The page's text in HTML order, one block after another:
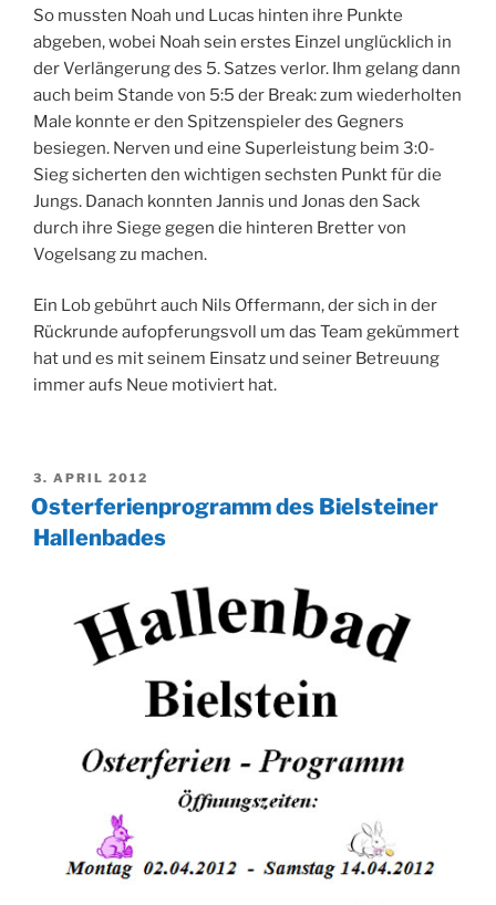
So mussten Noah und Lucas hinten ihre Punkte
abgeben, wobei Noah sein erstes Einzel unglücklich in
der Verlängerung des 5. Satzes verlor. Ihm gelang dann
auch beim Stande von 5:5 der Break: zum wiederholten
Male konnte er den Spitzenspieler des Gegners
besiegen. Nerven und eine Superleistung beim 3:0-
Sieg sicherten den wichtigen sechsten Punkt für die
Jungs. Danach konnten Jannis und Jonas den Sack
durch ihre Siege gegen die hinteren Bretter von
Vogelsang zu machen.
Ein Lob gebührt auch Nils Offermann, der sich in der
Rückrunde aufopferungsvoll um das Team gekümmert
hat und es mit seinem Einsatz und seiner Betreuung
immer aufs Neue motiviert hat.
VERÖFFENTLICHT
AM
3. APRIL 2012
Osterferienprogramm des Bielsteiner
Hallenbades